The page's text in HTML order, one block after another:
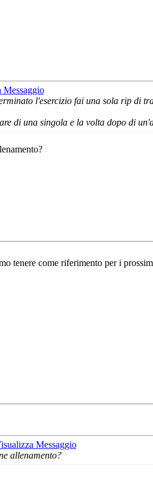
l'esercizio fai una sola rip di
di una singola e la volta dopo di
tenere come riferimento per i
allenamento?